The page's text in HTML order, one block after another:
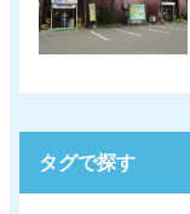
タグで探す